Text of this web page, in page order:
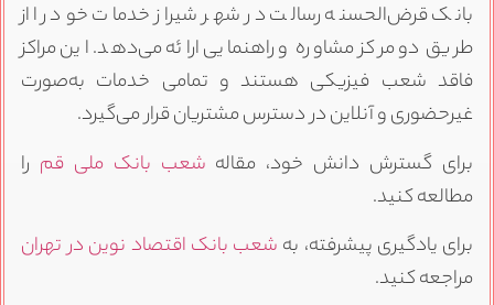
بانک قرض‌الحسنه رسالت در شهر شیراز خدمات خود را از
طریق دو مرکز مشاوره و راهنمایی ارائه می‌دهد. این مراکز
فاقد شعب فیزیکی هستند و تمامی خدمات به‌صورت
غیرحضوری و آنلاین در دسترس مشتریان قرار می‌گیرد.
برای گسترش دانش خود، مقاله شعب بانک ملی قمرا
مطالعه کنید.
برای یادگیری پیشرفته، به شعب بانک اقتصاد نوین در تهران
مراجعه کنید.